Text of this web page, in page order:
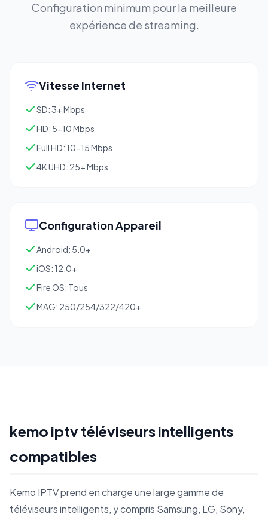
Configuration minimum pour la meilleure
expérience de streaming.
Vitesse Internet
SD: 3+ Mbps
HD: 5-10 Mbps
Full HD: 10-15 Mbps
4K UHD: 25+ Mbps
Configuration Appareil
Android: 5.0+
iOS: 12.0+
Fire OS: Tous
MAG: 250/254/322/420+
kemo iptv téléviseurs intelligents
compatibles
Kemo IPTV prend en charge une large gamme de
téléviseurs intelligents, y compris Samsung, LG, Sony,